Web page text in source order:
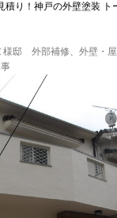
積り！神戸の外壁塗装 ト
邸 外部補修、外壁・屋